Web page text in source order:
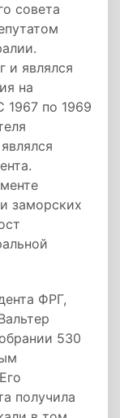
совета
и являлся
на
1967 по 1969
заморских
ФРГ,
530
получила